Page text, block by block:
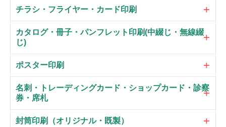
チラシ・フライヤー・カード印刷
カタログ・冊子・パンフレット印刷(中綴じ・無線綴
じ)
ポスター印刷
名刺・トレーディングカード・ショップカード・診察
券・席札
封筒印刷（オリジナル・既製）